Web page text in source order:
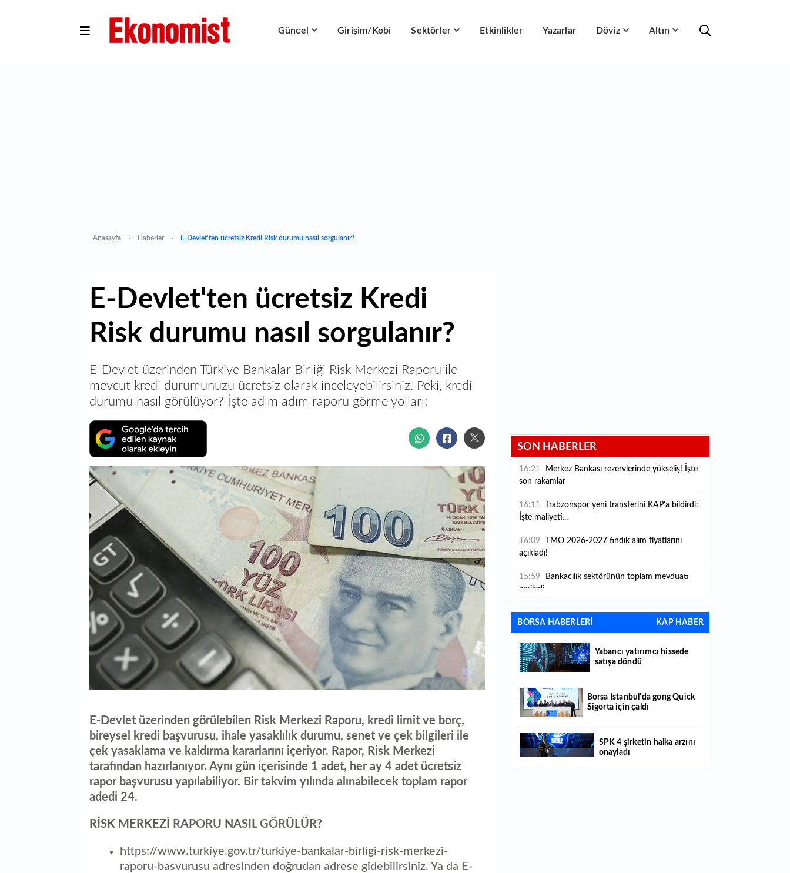
Güncel Girişim/Kobi Sektörler Etkinlikler Yazarlar Döviz Altın
Anasayfa Haberler E-Devlet'ten ücretsiz Kredi Risk durumu nasıl sorgulanır?
E-Devlet'ten ücretsiz Kredi
Risk durumu nasıl sorgulanır?
E-Devlet üzerinden Türkiye Bankalar Birliği Risk Merkezi Raporu ile
mevcut kredi durumunuzu ücretsiz olarak inceleyebilirsiniz. Peki, kredi
durumu nasıl görülüyor? İşte adım adım raporu görme yolları;
E-Devlet üzerinden görülebilen Risk Merkezi Raporu, kredi limit ve borç,
bireysel kredi başvurusu, ihale yasaklılık durumu, senet ve çek bilgileri ile
çek yasaklama ve kaldırma kararlarını içeriyor. Rapor, Risk Merkezi
tarafından hazırlanıyor. Aynı gün içerisinde 1 adet, her ay 4 adet ücretsiz
rapor başvurusu yapılabiliyor. Bir takvim yılında alınabilecek toplam rapor
adedi 24.
RİSK MERKEZİ RAPORU NASIL GÖRÜLÜR?
https://www.turkiye.gov.tr/turkiye-bankalar-birligi-risk-merkezi-
raporu-basvurusu adresinden doğrudan adrese gidebilirsiniz. Ya da E-
SON HABERLER
16:21
son rakamlar
16:11
İşte maliyeti...
16:09
açıkladı!
15:59
geriledi
15:07 Yabancı yatırımcı hissede satışa döndü
liraya geriledi
14:29 Türkiye'de her 4 kişiden 3'ü internet
14:26 Türkiye'nin 2026 dijital karnesi: En çok
13:56 A101'in CarrefourSA hamlesine Rekabet
Kurulu'ndan şartlı onay
BORSA HABERLERİ KAP HABER
Yabancı yatırımcı hissede
satışa döndü
Borsa İstanbul'da gong Quick
Sigorta için çaldı
SPK 4 şirketin halka arzını
onayladı